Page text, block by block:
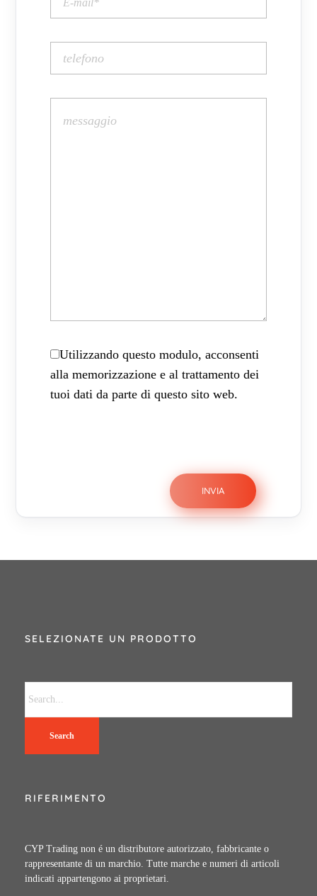
Utilizzando questo modulo, acconsenti
alla memorizzazione e al trattamento dei
tuoi dati da parte di questo sito web.
SELEZIONATE UN PRODOTTO
Search
RIFERIMENTO
CYP Trading non é un distributore autorizzato, fabbricante o
rappresentante di un marchio. Tutte marche e numeri di articoli
indicati appartengono ai proprietari.